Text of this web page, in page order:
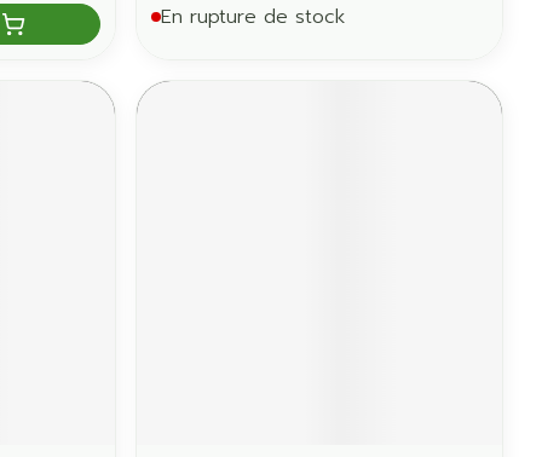
En rupture de stock